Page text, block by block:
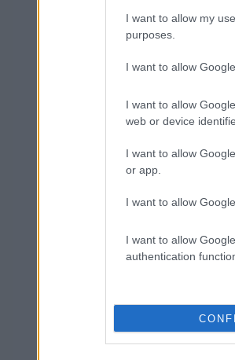
I want to allow my
purposes.
I want to allow
I want to allow
web or device
I want to allow
or app.
I want to allow
I want to allow
authentication
Törökország
emlékére,
győzelemre.
Ankara
Cavusoglu
szigetek
A görög